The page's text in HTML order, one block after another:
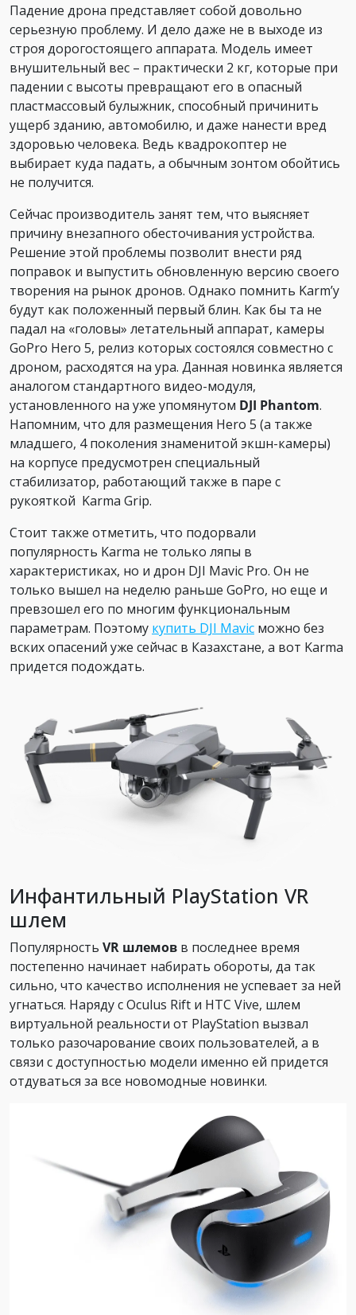
Падение дрона представляет собой довольно
серьезную проблему. И дело даже не в выходе из
строя дорогостоящего аппарата. Модель имеет
внушительный вес – практически 2 кг, которые при
падении с высоты превращают его в опасный
пластмассовый булыжник, способный причинить
ущерб зданию, автомобилю, и даже нанести вред
здоровью человека. Ведь квадрокоптер не
выбирает куда падать, а обычным зонтом обойтись
не получится.
Сейчас производитель занят тем, что выясняет
причину внезапного обесточивания устройства.
Решение этой проблемы позволит внести ряд
поправок и выпустить обновленную версию своего
творения на рынок дронов. Однако помнить Karm’у
будут как положенный первый блин. Как бы та не
падал на «головы» летательный аппарат, камеры
GoPro Hero 5, релиз которых состоялся совместно с
дроном, расходятся на ура. Данная новинка является
аналогом стандартного видео-модуля,
установленного на уже упомянутом DJI Phantom.
Напомним, что для размещения Hero 5 (а также
младшего, 4 поколения знаменитой экшн-камеры)
на корпусе предусмотрен специальный
стабилизатор, работающий также в паре с
рукояткой Karma Grip.
Стоит также отметить, что подорвали
популярность Karma не только ляпы в
характеристиках, но и дрон DJI Mavic Pro. Он не
только вышел на неделю раньше GoPro, но еще и
превзошел его по многим функциональным
параметрам. Поэтому купить DJI Mavic можно без
вских опасений уже сейчас в Казахстане, а вот Karma
придется подождать.
Инфантильный PlayStation VR
шлем
Популярность VR шлемов в последнее время
постепенно начинает набирать обороты, да так
сильно, что качество исполнения не успевает за ней
угнаться. Наряду с Oculus Rift и HTC Vive, шлем
виртуальной реальности от PlayStation вызвал
только разочарование своих пользователей, а в
связи с доступностью модели именно ей придется
отдуваться за все новомодные новинки.